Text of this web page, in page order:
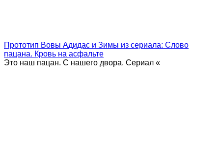
Прототип Вовы Адидас и Зимы из сериала: Слово
пацана. Кровь на асфальте
Это наш пацан. С нашего двора. Сериал «